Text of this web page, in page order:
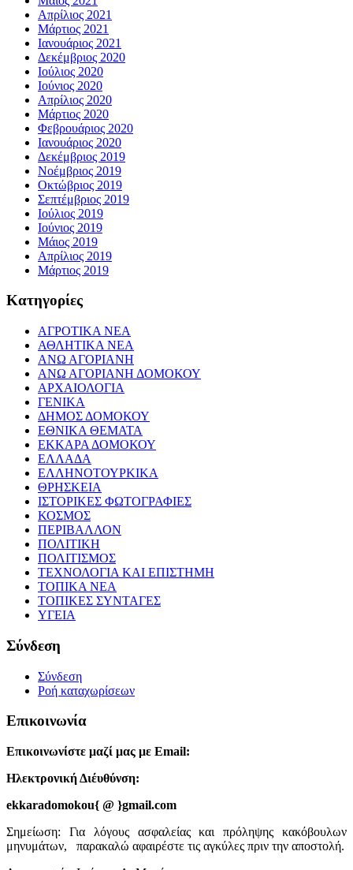
Απρίλιος 2021
Μάρτιος 2021
Ιανουάριος 2021
Δεκέμβριος 2020
Ιούλιος 2020
Ιούνιος 2020
Απρίλιος 2020
Μάρτιος 2020
Φεβρουάριος 2020
Ιανουάριος 2020
Δεκέμβριος 2019
Νοέμβριος 2019
Οκτώβριος 2019
Σεπτέμβριος 2019
Ιούλιος 2019
Ιούνιος 2019
Μάιος 2019
Απρίλιος 2019
Μάρτιος 2019
Kατηγορίες
ΑΓΡΟΤΙΚΑ ΝΕΑ
ΑΘΛΗΤΙΚΑ ΝΕΑ
ΑΝΩ ΑΓΟΡΙΑΝΗ
ΑΝΩ ΑΓΟΡΙΑΝΗ ΔΟΜΟΚΟΥ
ΑΡΧΑΙΟΛΟΓΙΑ
ΓΕΝΙΚΑ
ΔΗΜΟΣ ΔΟΜΟΚΟΥ
ΕΘΝΙΚΑ ΘΕΜΑΤΑ
ΕΚΚΑΡΑ ΔΟΜΟΚΟΥ
ΕΛΛΑΔΑ
ΕΛΛΗΝΟΤΟΥΡΚΙΚΑ
ΘΡΗΣΚΕΙΑ
ΙΣΤΟΡΙΚΕΣ ΦΩΤΟΓΡΑΦΙΕΣ
ΚΟΣΜΟΣ
ΠΕΡΙΒΑΛΛΟΝ
ΠΟΛΙΤΙΚΗ
ΠΟΛΙΤΙΣΜΟΣ
ΤΕΧΝΟΛΟΓΙΑ ΚΑΙ ΕΠΙΣΤΗΜΗ
ΤΟΠΙΚΑ ΝΕΑ
ΤΟΠΙΚΕΣ ΣΥΝΤΑΓΕΣ
ΥΓΕΙΑ
Σύνδεση
Σύνδεση
Ροή καταχωρίσεων
Επικοινωνία
Επικοινωνίστε μαζί μας με Email:
Ηλεκτρονική Διέυθύνση:
ekkaradomokou{ @ }gmail.com
Σημείωση: Για λόγους ασφαλείας και πρόληψης κακόβουλων
μηνυμάτων, παρακαλώ αφαιρέστε τις αγκύλες πριν την αποστολή.